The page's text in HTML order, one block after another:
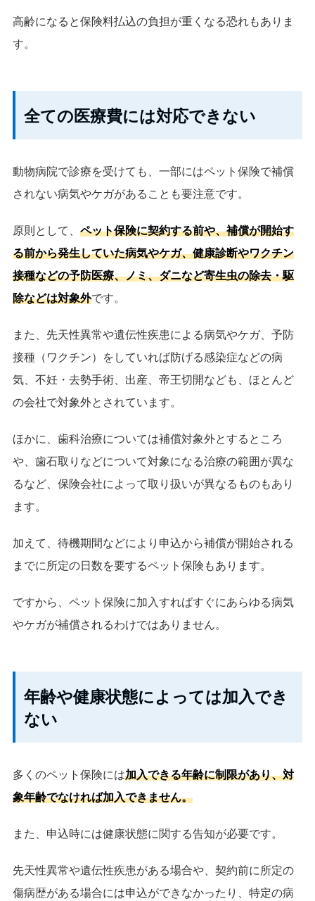
高齢になると保険料払込の負担が重くなる恐れもありま
す。
全ての医療費には対応できない
動物病院で診療を受けても、一部にはペット保険で補償
されない病気やケガがあることも要注意です。
原則として、 ペット保険に契約する前や、補償が開始す
る前から発生していた病気やケガ、健康診断やワクチン
接種などの予防医療、ノミ、ダニなど寄生虫の除去・駆
除などは対象外です。
また、先天性異常や遺伝性疾患による病気やケガ、予防
接種（ワクチン）をしていれば防げる感染症などの病
気、不妊・去勢手術、出産、帝王切開なども、ほとんど
の会社で対象外とされています。
ほかに、歯科治療については補償対象外とするところ
や、歯石取りなどについて対象になる治療の範囲が異な
るなど、保険会社によって取り扱いが異なるものもあり
ます。
加えて、待機期間などにより申込から補償が開始される
までに所定の日数を要するペット保険もあります。
ですから、ペット保険に加入すればすぐにあらゆる病気
やケガが補償されるわけではありません。
年齢や健康状態によっては加入でき
ない
多くのペット保険には加入できる年齢に制限があり、対
象年齢でなければ加入できません。
また、申込時には健康状態に関する告知が必要です。
先天性異常や遺伝性疾患がある場合や、契約前に所定の
傷病歴がある場合には申込ができなかったり、特定の病